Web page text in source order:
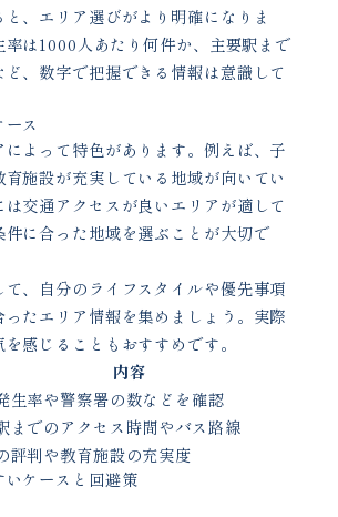
、エリア選びがより明確になりま
は1000人あたり何件か、主要駅まで
、数字で把握できる情報は意識して
ス
よって特色があります。例えば、子
施設が充実している地域が向いてい
交通アクセスが良いエリアが適して
に合った地域を選ぶことが大切で
、自分のライフスタイルや優先事項
たエリア情報を集めましょう。実際
感じることもおすすめです。
内容
生率や警察署の数などを確認
までのアクセス時間やバス路線
評判や教育施設の充実度
ケースと回避策